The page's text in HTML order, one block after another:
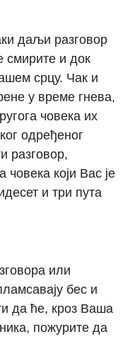
даљи разговор
смирите и док
срцу. Чак и
у време гнева,
човека их
одређеног
разговор,
човека који Вас је
и три пута
или
бес и
да ће, кроз Ваша
пожурите да